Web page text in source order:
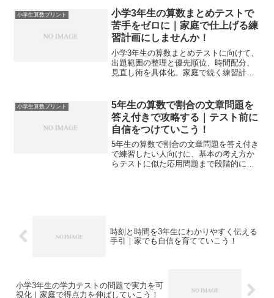
小学生算数プリント
小学3年生の算数まとめテストで
苦手をゼロに｜家庭で仕上げる練
習計画にしませんか！
小学3年生の算数まとめテストに向けて、
出題範囲の整理と優先順位、時間配分、
見直し術を具体化。家庭で続く練習計画
小学生算数プリント
5年生の算数で割合の文章問題を
答え付きで攻略する｜テスト前に
自信をつけていこう！
5年生の算数で割合の文章問題を答え付き
で練習したい人向けに、基本の考え方か
らテストに似た応用問題まで段階的に解
時刻と時間を3年生にわかりやすく伝える
手引｜家でも自信を育てていこう！
小学3年生の学力テストの問題で実力を可
視化｜家庭で得点力を伸ばしていこう！